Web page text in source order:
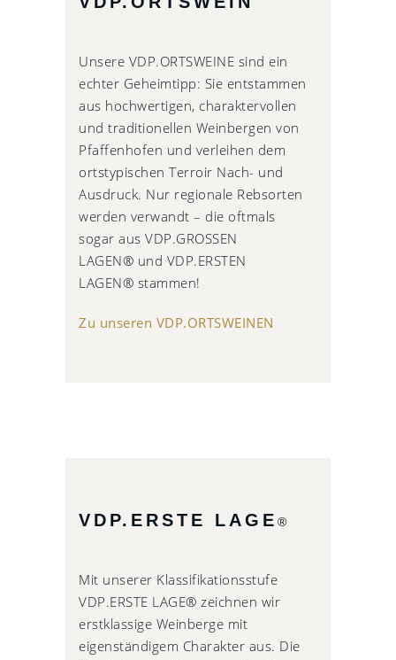
Unsere VDP.ORTSWEINE sind ein
echter Geheimtipp: Sie entstammen
aus hochwertigen, charaktervollen
und traditionellen Weinbergen von
Pfaffenhofen und verleihen dem
ortstypischen Terroir Nach- und
Ausdruck. Nur regionale Rebsorten
werden verwandt – die oftmals
sogar aus VDP.GROSSEN
LAGEN® und VDP.ERSTEN
LAGEN® stammen!
Zu unseren VDP.ORTSWEINEN
VDP.ERSTE LAGE ®
Mit unserer Klassifikationsstufe
VDP.ERSTE LAGE® zeichnen wir
erstklassige Weinberge mit
eigenständigem Charakter aus. Die